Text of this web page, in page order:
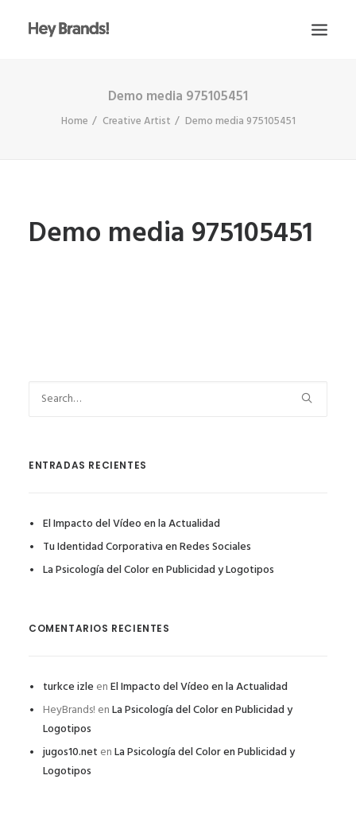
CONÓCENOS
ESCRÍBENOS
Demo media 975105451
Home Creative Artist Demo media 975105451
Demo media 975105451
ENTRADAS RECIENTES
El Impacto del Vídeo en la Actualidad
Tu Identidad Corporativa en Redes Sociales
La Psicología del Color en Publicidad y Logotipos
COMENTARIOS RECIENTES
turkce izle enEl Impacto del Vídeo en la Actualidad
HeyBrands! enLa Psicología del Color en Publicidad y
Logotipos
jugos10.net enLa Psicología del Color en Publicidad y
Logotipos